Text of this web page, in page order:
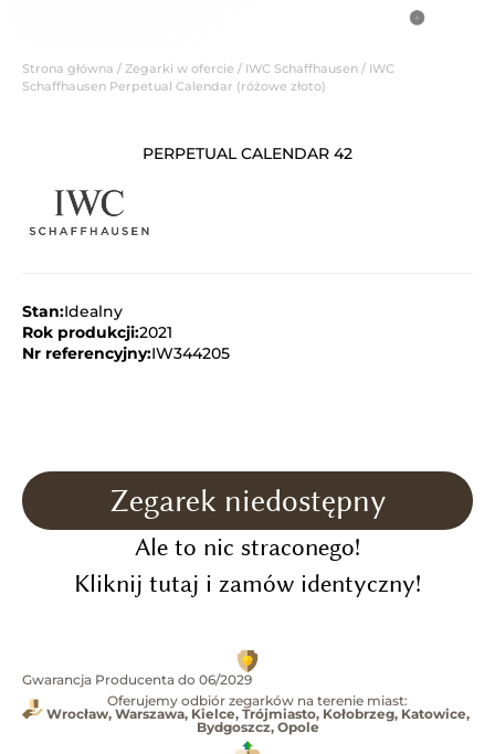
Strona główna / Zegarki w ofercie / IWC Schaffhausen / IWC
Schaffhausen Perpetual Calendar (różowe złoto)
PERPETUAL CALENDAR 42
Stan:Idealny
Rok produkcji:2021
Nr referencyjny:IW344205
Zegarek niedostępny
Ale to nic straconego!
Kliknij tutaj i zamów identyczny!
Gwarancja Producenta do 06/2029
Oferujemy odbiór zegarków na terenie miast:
Wrocław, Warszawa, Kielce, Trójmiasto, Kołobrzeg, Katowice,
Bydgoszcz, Opole